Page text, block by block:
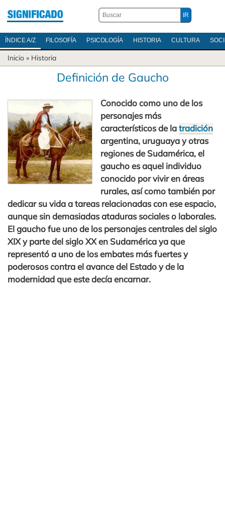
ÍNDICE A/Z FILOSOFÍA PSICOLOGÍA HISTORIA CULTURA
Inicio » Historia
Definición de Gaucho
Conocido como uno de los
personajes más
característicos de latradición
argentina, uruguaya y otras
regiones de Sudamérica, el
gaucho es aquel individuo
conocido por vivir en áreas
rurales, así como también por
dedicar su vida a tareas relacionadas con ese espacio,
aunque sin demasiadas ataduras sociales o laborales.
El gaucho fue uno de los personajes centrales del siglo
XIX y parte del siglo XX en Sudamérica ya que
representó a uno de los embates más fuertes y
poderosos contra el avance del Estado y de la
modernidad que este decía encarnar.